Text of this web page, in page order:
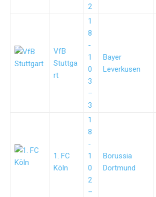
2
VfB
Stuttga
rt
1
8
-
1
0
3
–
3
Bayer
Leverkusen
1. FC
Köln
1
8
-
1
0
2
–
Borussia
Dortmund